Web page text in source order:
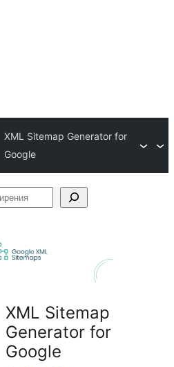
XML Sitemap Generator for
Google
XML Sitemap
Generator for
Google